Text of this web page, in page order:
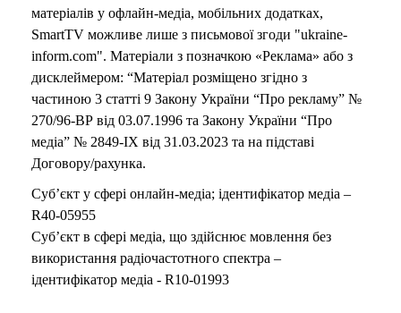
матеріалів у офлайн-медіа, мобільних додатках,
SmartTV можливе лише з письмової згоди "ukraine-
inform.com". Матеріали з позначкою «Реклама» або з
дисклеймером: “Матеріал розміщено згідно з
частиною 3 статті 9 Закону України “Про рекламу” №
270/96-ВР від 03.07.1996 та Закону України “Про
медіа” № 2849-IX від 31.03.2023 та на підставі
Договору/рахунка.
Суб’єкт у сфері онлайн-медіа; ідентифікатор медіа –
R40-05955
Суб’єкт в сфері медіа, що здійснює мовлення без
використання радіочастотного спектра –
ідентифікатор медіа - R10-01993